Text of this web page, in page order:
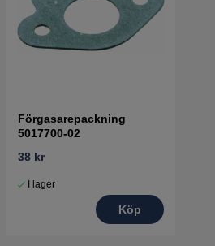
Förgasarepackning
5017700-02
38 kr
I lager
Köp